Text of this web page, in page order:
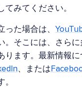
てみてください。
った場合は、
。そこには、さら
ります。最新情報に
、または
。